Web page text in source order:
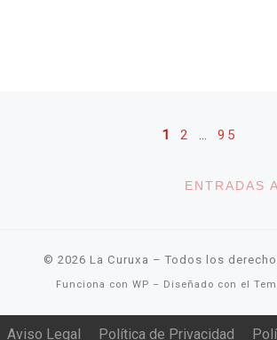
Navegación de entradas
1 2 … 95
ENTRADAS
© 2026 La Curuxa – Todos los
Funciona con WP – Diseñado con el
Aviso Legal Política de Privacidad